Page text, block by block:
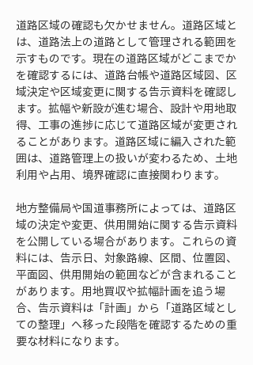
道路区域の確認も欠かせません。道路区域と
は、道路法上の道路として管理される範囲を
示すものです。現在の道路区域がどこまでか
を確認するには、道路台帳や道路区域図、区
域決定や区域変更に関する告示資料を確認し
ます。拡幅や新設が進む場合、設計や用地取
得、工事の進捗に応じて道路区域が変更され
ることがあります。道路区域に編入された範
囲は、道路管理上の扱いが変わるため、土地
利用や占用、境界確認に直接関わります。
地方整備局や国道事務所によっては、道路区
域の決定や変更、供用開始に関する告示資料
を公開している場合があります。これらの資
料には、告示日、対象路線、区間、位置図、
平面図、供用開始の範囲などが含まれること
があります。用地買収や拡幅計画を追う場
合、告示資料は「計画」から「道路区域とし
ての整理」へ移った段階を確認するための重
要な材料になります。